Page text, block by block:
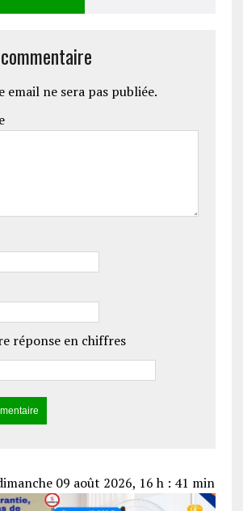
email ne sera pas publiée.
réponse en chiffres
09 août 2026, 16 h : 41 min